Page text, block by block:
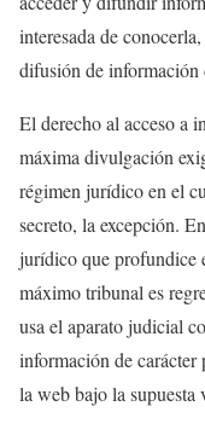
interesada de
difusión de información
El derecho al acceso a
máxima divulgación
régimen jurídico en el
secreto, la excepción.
jurídico que profundice
máximo tribunal es
usa el aparato judicial
información de
la web bajo la